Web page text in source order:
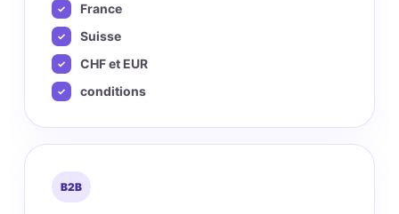
France
Suisse
CHF et EUR
conditions
B2B